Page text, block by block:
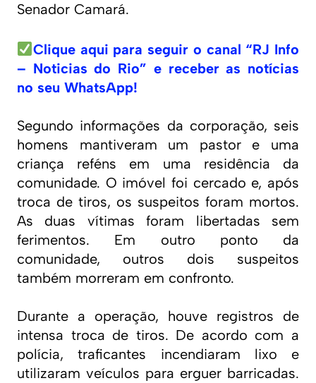
Senador Camará.
Clique aqui para seguir o canal “RJ Info
– Noticias do Rio” e receber as notícias
no seu WhatsApp!
Segundo informações da corporação, seis
homens mantiveram um pastor e uma
criança reféns em uma residência da
comunidade. O imóvel foi cercado e, após
troca de tiros, os suspeitos foram mortos.
As duas vítimas foram libertadas sem
ferimentos. Em outro ponto da
comunidade, outros dois suspeitos
também morreram em confronto.
Durante a operação, houve registros de
intensa troca de tiros. De acordo com a
polícia, traficantes incendiaram lixo e
utilizaram veículos para erguer barricadas.